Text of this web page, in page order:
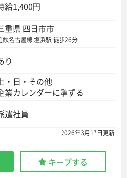
給1,400円
重県 四日市市
鉄名古屋線 塩浜駅 徒歩26分
り
・日・その他
業カレンダーに準ずる
遣社員
2026年3月17日更新
キープする